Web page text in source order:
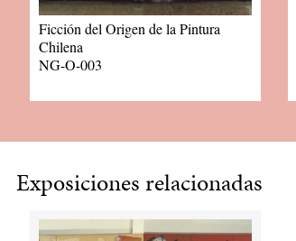
Ficción del Origen de la Pintura
Chilena
NG-O-003
Exposiciones relacionadas